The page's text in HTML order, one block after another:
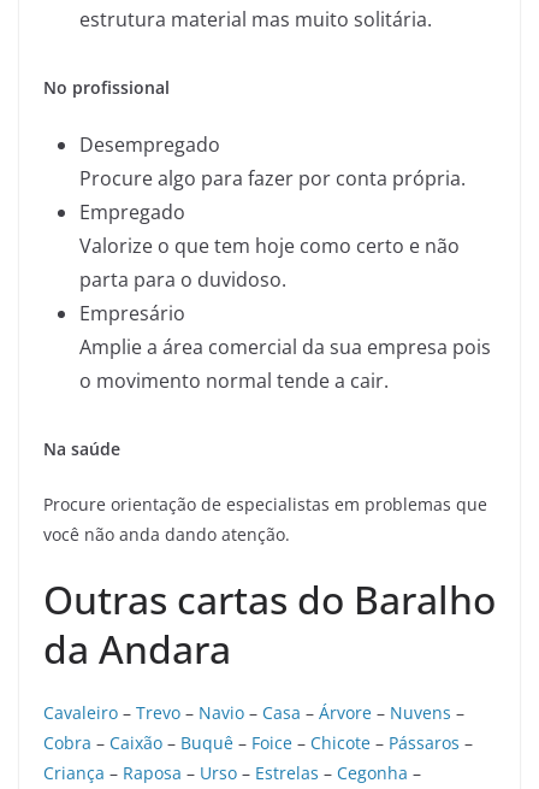
estrutura material mas muito solitária.
No profissional
Desempregado
Procure algo para fazer por conta própria.
Empregado
Valorize o que tem hoje como certo e não
parta para o duvidoso.
Empresário
Amplie a área comercial da sua empresa pois
o movimento normal tende a cair.
Na saúde
Procure orientação de especialistas em problemas que
você não anda dando atenção.
Outras cartas do Baralho
da Andara
Cavaleiro – Trevo – Navio – Casa – Árvore – Nuvens –
Cobra – Caixão – Buquê – Foice – Chicote – Pássaros –
Criança – Raposa – Urso – Estrelas – Cegonha –